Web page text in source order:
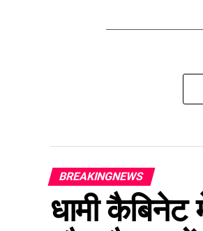
BREAKINGNEWS
धामी